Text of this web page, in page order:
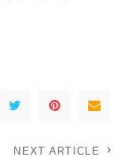
NEXT ARTICLE